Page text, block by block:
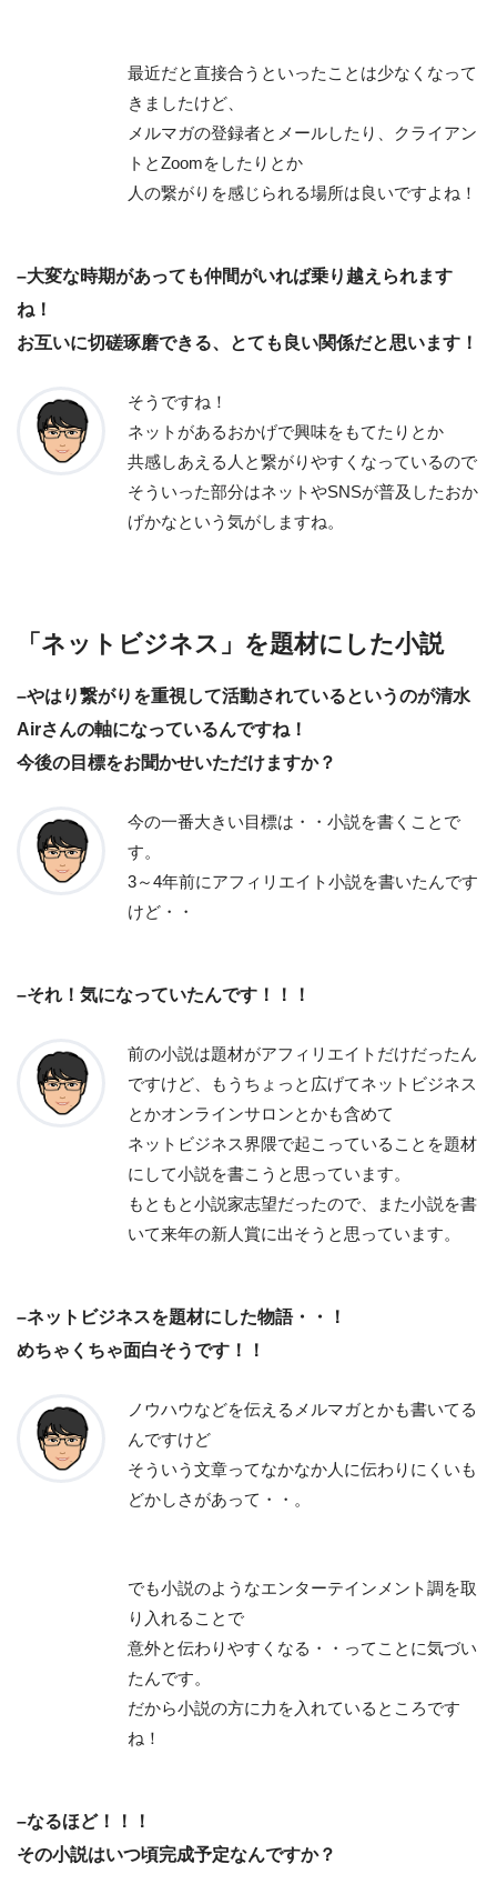
最近だと直接合うといったことは少なくなって
きましたけど、
メルマガの登録者とメールしたり、クライアン
トとZoomをしたりとか
人の繋がりを感じられる場所は良いですよね！
–大変な時期があっても仲間がいれば乗り越えられます
ね！
お互いに切磋琢磨できる、とても良い関係だと思います！
そうですね！
ネットがあるおかげで興味をもてたりとか
共感しあえる人と繋がりやすくなっているので
そういった部分はネットやSNSが普及したおか
げかなという気がしますね。
「ネットビジネス」を題材にした小説
–やはり繋がりを重視して活動されているというのが清水
Airさんの軸になっているんですね！
今後の目標をお聞かせいただけますか？
今の一番大きい目標は・・小説を書くことで
す。
3～4年前にアフィリエイト小説を書いたんです
けど・・
–それ！気になっていたんです！！！
前の小説は題材がアフィリエイトだけだったん
ですけど、もうちょっと広げてネットビジネス
とかオンラインサロンとかも含めて
ネットビジネス界隈で起こっていることを題材
にして小説を書こうと思っています。
もともと小説家志望だったので、また小説を書
いて来年の新人賞に出そうと思っています。
–ネットビジネスを題材にした物語・・！
めちゃくちゃ面白そうです！！
ノウハウなどを伝えるメルマガとかも書いてる
んですけど
そういう文章ってなかなか人に伝わりにくいも
どかしさがあって・・。
でも小説のようなエンターテインメント調を取
り入れることで
意外と伝わりやすくなる・・ってことに気づい
たんです。
だから小説の方に力を入れているところです
ね！
–なるほど！！！
その小説はいつ頃完成予定なんですか？